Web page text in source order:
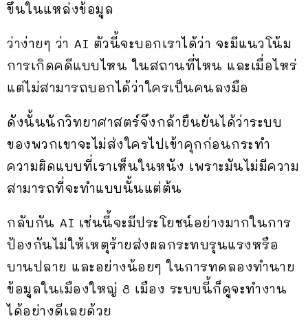
ขึ้นในแหล่งข้อมูล
ว่าง่ายๆ ว่า AI ตัวนี้จะบอกเราได้ว่า จะมีแนวโน้ม
การเกิดคดีแบบไหน ในสถานที่ไหน และเมื่อไหร่
แต่ไม่สามารถบอกได้ว่าใครเป็นคนลงมือ
ดังนั้นนักวิทยาศาสตร์จึงกล้ายืนยันได้ว่าระบบ
ของพวกเขาจะไม่ส่งใครไปเข้าคุกก่อนกระทำ
ความผิดแบบที่เราเห็นในหนัง เพราะมันไม่มีความ
สามารถที่จะทำแบบนั้นแต่ต้น
กลับกัน AI เช่นนี้จะมีประโยชน์อย่างมากในการ
ป้องกันไม่ให้เหตุร้ายส่งผลกระทบรุนแรงหรือ
บานปลาย และอย่างน้อยๆ ในการทดลองทำนาย
ข้อมูลในเมืองใหญ่ 8 เมือง ระบบนี้ก็ดูจะทำงาน
ได้อย่างดีเลยด้วย